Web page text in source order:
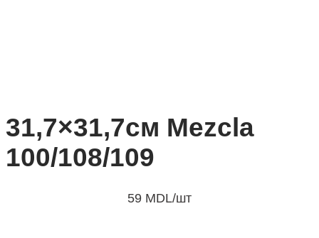
31,7×31,7см Mezcla
100/108/109
59 MDL/шт